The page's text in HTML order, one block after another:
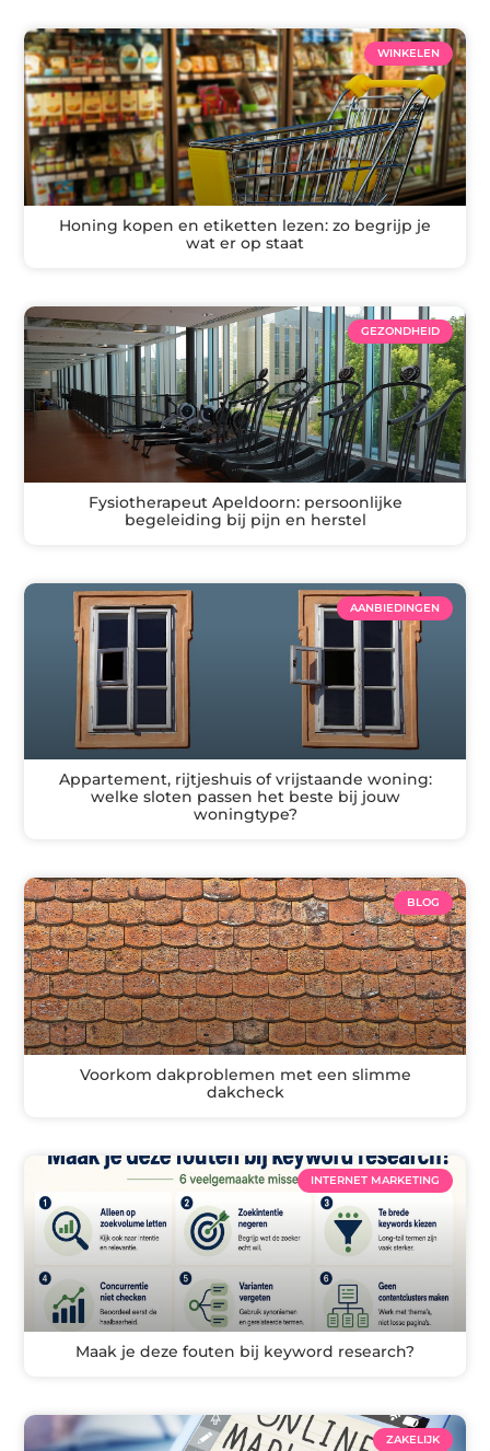
WINKELEN
Honing kopen en etiketten lezen: zo begrijp je
wat er op staat
GEZONDHEID
Fysiotherapeut Apeldoorn: persoonlijke
begeleiding bij pijn en herstel
AANBIEDINGEN
Appartement, rijtjeshuis of vrijstaande woning:
welke sloten passen het beste bij jouw
woningtype?
BLOG
Voorkom dakproblemen met een slimme
dakcheck
INTERNET MARKETING
Maak je deze fouten bij keyword research?
ZAKELIJK